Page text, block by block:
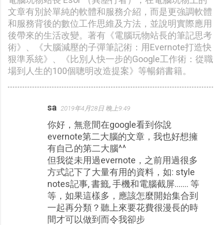
文章有別於單純的軟體和服務介紹，而是更強調軟體
和服務背後的數位工作思維及方法，並說明實際應用
後帶來的生活改變。著有《電腦玩物站長的筆記思考
術》、《大腦減壓的子彈筆記術：用Evernote打造快
狠準系統》、《比別人快一步的Google工作術：從職
場到人生的100個聰明改造提案》等暢銷書籍。
sa 2019年4月28日 晚上9:49
你好，無意間在google看到你說
evernote第二大腦的文章，我也好想擁
有自己的第二大腦^^
但我從未用過evernote，之前用過很多
方式記下了大量有用的資料，如: style
notes記事, 書籤, 手機和電腦截屏....... 等
等，如果這樣多，應該怎麼開始集合到
一起再分類？聽上來要花費很漫長的時
間才可以做到而令我卻步